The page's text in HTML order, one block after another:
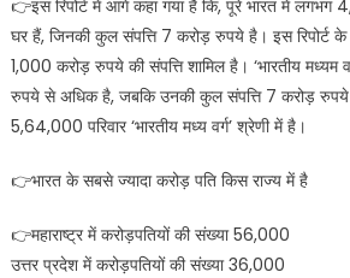
👉इस रिपोर्ट में आगे कहा गया है कि, पूरे भारत में लगभग
घर हैं, जिनकी कुल संपत्ति 7 करोड़ रुपये है। इस रिपोर्ट
1,000 करोड़ रुपये की संपत्ति शामिल है। ‘भारतीय मध्यम
रुपये से अधिक है, जबकि उनकी कुल संपत्ति 7 करोड़
5,64,000 परिवार ‘भारतीय मध्य वर्ग’ श्रेणी में है।
👉भारत के सबसे ज्यादा करोड़ पति किस राज्य में है
👉महाराष्ट्र में करोड़पतियों की संख्या 56,000
उत्तर प्रदेश में करोड़पतियों की संख्या 36,000